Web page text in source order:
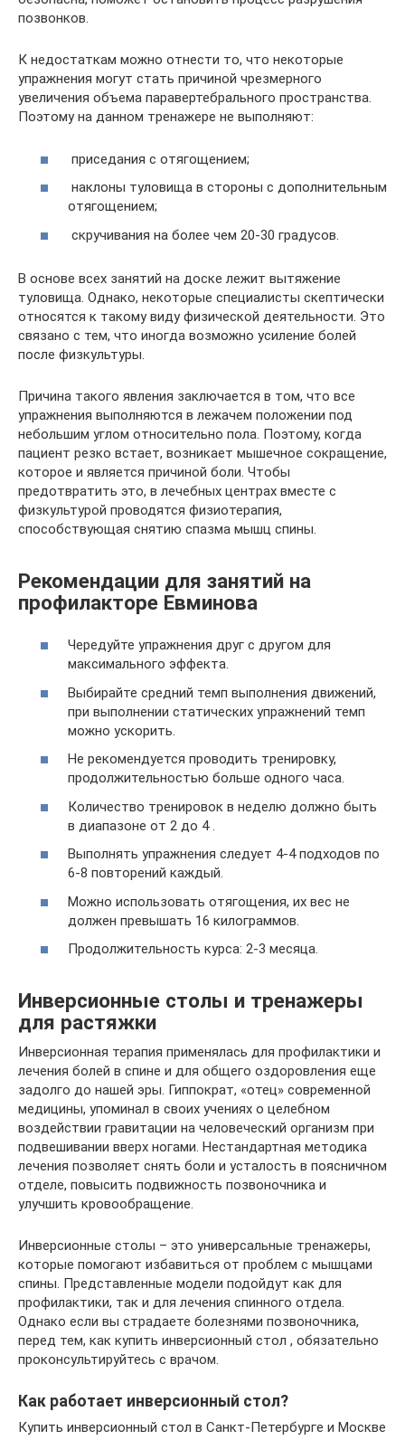
позвонков.
К недостаткам можно отнести то, что некоторые
упражнения могут стать причиной чрезмерного
увеличения объема паравертебрального пространства.
Поэтому на данном тренажере не выполняют:
приседания с отягощением;
наклоны туловища в стороны с дополнительным
отягощением;
скручивания на более чем 20-30 градусов.
В основе всех занятий на доске лежит вытяжение
туловища. Однако, некоторые специалисты скептически
относятся к такому виду физической деятельности. Это
связано с тем, что иногда возможно усиление болей
после физкультуры.
Причина такого явления заключается в том, что все
упражнения выполняются в лежачем положении под
небольшим углом относительно пола. Поэтому, когда
пациент резко встает, возникает мышечное сокращение,
которое и является причиной боли. Чтобы
предотвратить это, в лечебных центрах вместе с
физкультурой проводятся физиотерапия,
способствующая снятию спазма мышц спины.
Рекомендации для занятий на
профилакторе Евминова
Чередуйте упражнения друг с другом для
максимального эффекта.
Выбирайте средний темп выполнения движений,
при выполнении статических упражнений темп
можно ускорить.
Не рекомендуется проводить тренировку,
продолжительностью больше одного часа.
Количество тренировок в неделю должно быть
в диапазоне от 2 до 4 .
Выполнять упражнения следует 4-4 подходов по
6-8 повторений каждый.
Можно использовать отягощения, их вес не
должен превышать 16 килограммов.
Продолжительность курса: 2-3 месяца.
Инверсионные столы и тренажеры
для растяжки
Инверсионная терапия применялась для профилактики и
лечения болей в спине и для общего оздоровления еще
задолго до нашей эры. Гиппократ, «отец» современной
медицины, упоминал в своих учениях о целебном
воздействии гравитации на человеческий организм при
подвешивании вверх ногами. Нестандартная методика
лечения позволяет снять боли и усталость в поясничном
отделе, повысить подвижность позвоночника и
улучшить кровообращение.
Инверсионные столы – это универсальные тренажеры,
которые помогают избавиться от проблем с мышцами
спины. Представленные модели подойдут как для
профилактики, так и для лечения спинного отдела.
Однако если вы страдаете болезнями позвоночника,
перед тем, как купить инверсионный стол , обязательно
проконсультируйтесь с врачом.
Как работает инверсионный стол?
Купить инверсионный стол в Санкт-Петербурге и Москве